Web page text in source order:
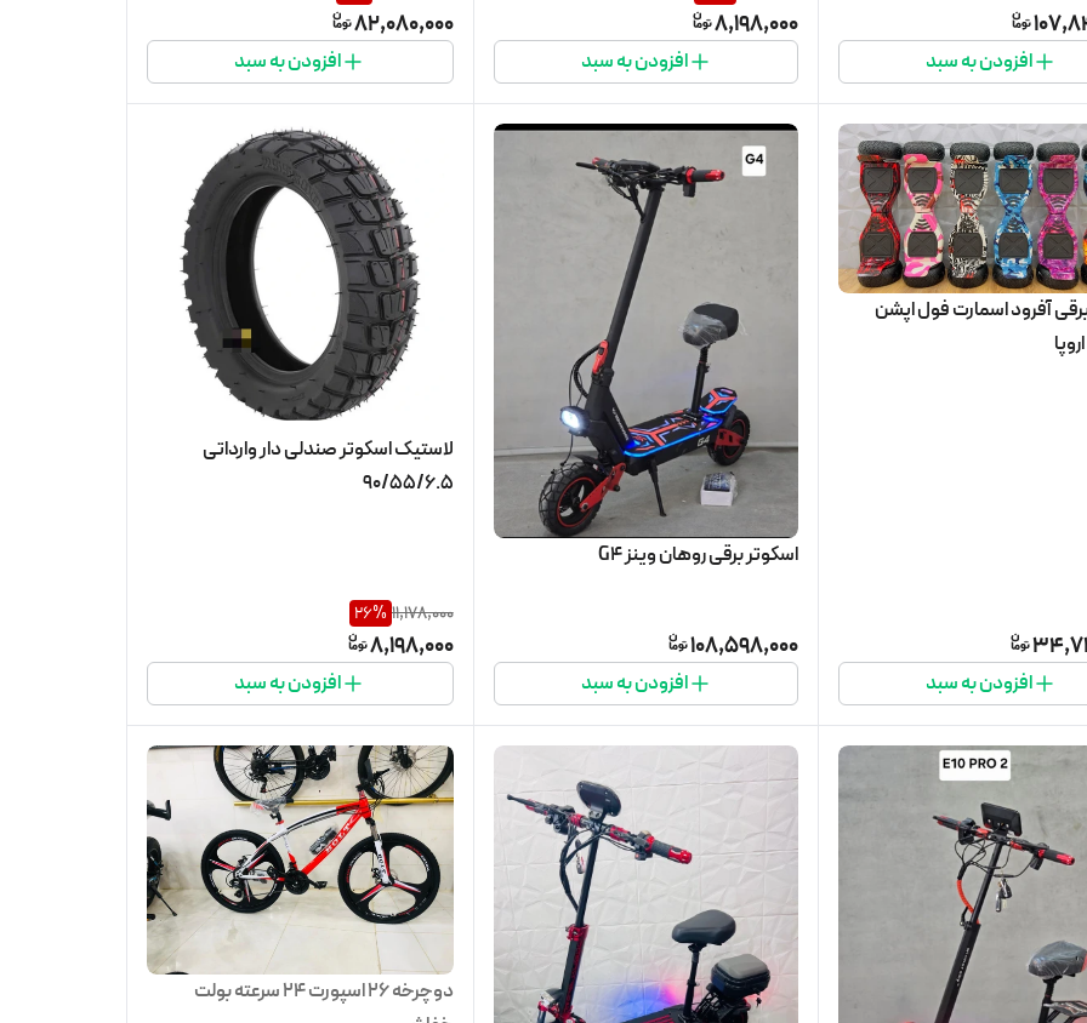
افزودن به سبد
8,198,000
افزودن به سبد
82,080,000
افزودن به سبد
آفرود اسمارت فول اپشن
افزودن به سبد
اسکوتر برقی روهان وینز G4
108,598,000
افزودن به سبد
لاستیک اسکوتر صندلی دار وارداتی
90/55/6.5
11,178,000
26%
8,198,000
افزودن به سبد
دوچرخه ۲۶ اسپورت ۲۴ سرعته بولت